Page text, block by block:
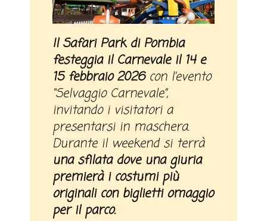
Il Safari Park di Pombia
festeggia il Carnevale il 14 e
15 febbraio 2026con l’evento
“Selvaggio Carnevale”,
invitando i visitatori a
presentarsi in maschera.
Durante il weekend si terrà
una sfilata dove una giuria
premierà i costumi più
originali con biglietti omaggio
per il parco.